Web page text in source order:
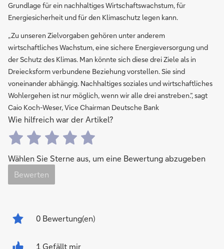
Grundlage für ein nachhaltiges Wirtschaftswachstum, für
Energiesicherheit und für den Klimaschutz legen kann.
„Zu unseren Zielvorgaben gehören unter anderem
wirtschaftliches Wachstum, eine sichere Energieversorgung und
der Schutz des Klimas. Man könnte sich diese drei Ziele als in
Dreiecksform verbundene Beziehung vorstellen. Sie sind
voneinander abhängig. Nachhaltiges soziales und wirtschaftliches
Wohlergehen ist nur möglich, wenn wir alle drei anstreben.”, sagt
Caio Koch-Weser, Vice Chairman Deutsche Bank
Wie hilfreich war der Artikel?
Wählen Sie Sterne aus, um eine Bewertung abzugeben
Bewerten
0 Bewertung(en)
1 Gefällt mir